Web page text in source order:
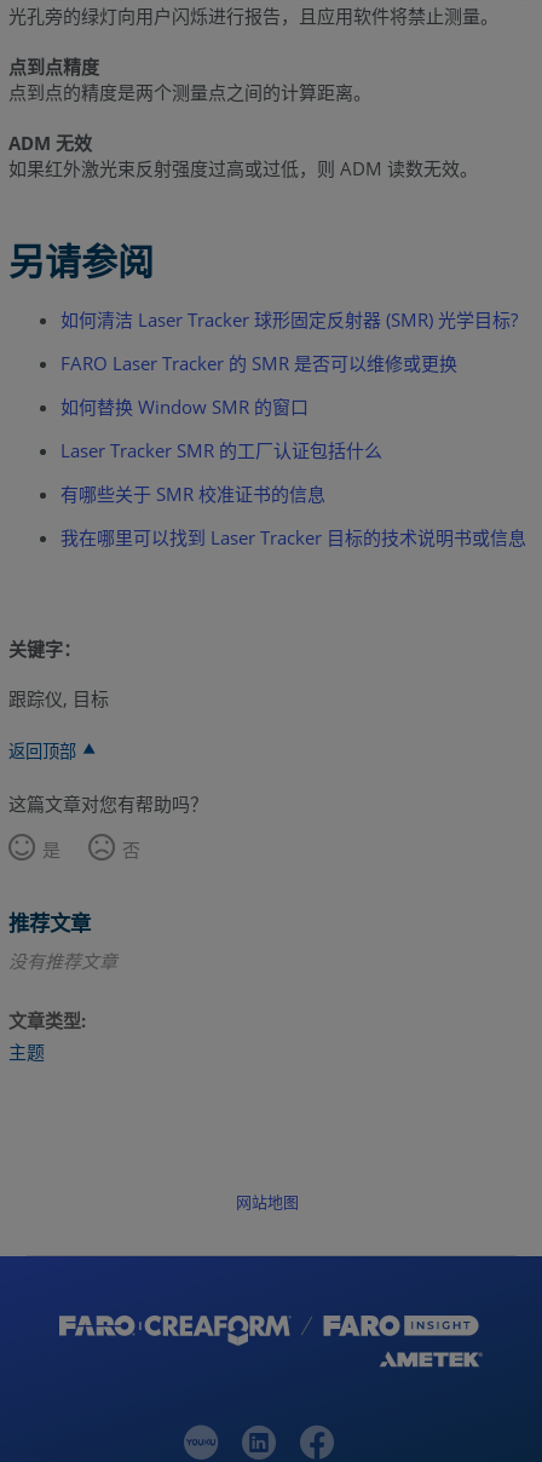
光孔旁的绿灯向用户闪烁进行报告，且应用软件将禁止测量。
点到点精度
点到点的精度是两个测量点之间的计算距离。
ADM 无效
如果红外激光束反射强度过高或过低，则 ADM 读数无效。
另请参阅
如何清洁 Laser Tracker 球形固定反射器 (SMR) 光学目标?
FARO Laser Tracker 的 SMR 是否可以维修或更换
如何替换 Window SMR 的窗口
Laser Tracker SMR 的工厂认证包括什么
有哪些关于 SMR 校准证书的信息
我在哪里可以找到 Laser Tracker 目标的技术说明书或信息
关键字：
跟踪仪, 目标
返回顶部
这篇文章对您有帮助吗？
是
否
推荐文章
没有推荐文章
文章类型
主题
网站地图